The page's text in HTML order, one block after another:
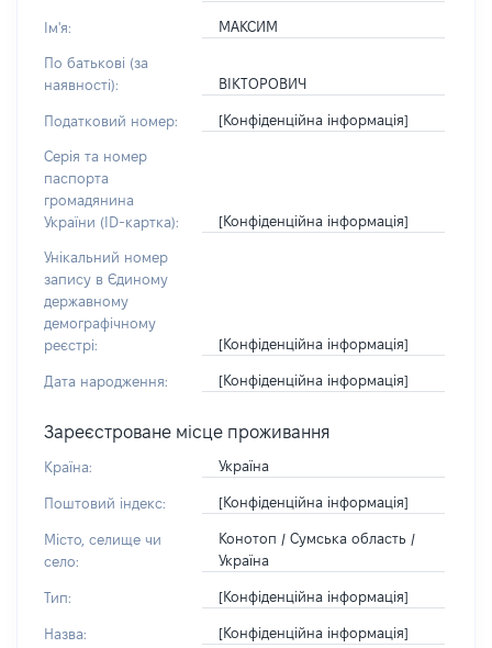
Ім'я: МАКСИМ
По батькові (за
наявності):
ВІКТОРОВИЧ
Податковий номер: [Конфіденційна інформація]
Серія та номер
паспорта
громадянина
України (ID-картка):
[Конфіденційна інформація]
Унікальний номер
запису в Єдиному
державному
демографічному
реєстрі:
[Конфіденційна інформація]
Дата народження: [Конфіденційна інформація]
Зареєстроване місце проживання
Країна: Україна
Поштовий індекс: [Конфіденційна інформація]
Місто, селище чи
село:
Конотоп / Сумська область /
Україна
Тип: [Конфіденційна інформація]
Назва: [Конфіденційна інформація]